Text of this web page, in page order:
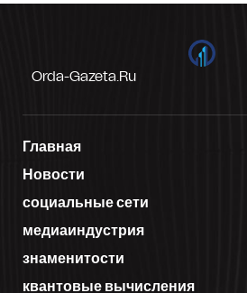
Orda-Gazeta.ru
Главная
Новости
социальные сети
медиаиндустрия
знаменитости
квантовые вычисления